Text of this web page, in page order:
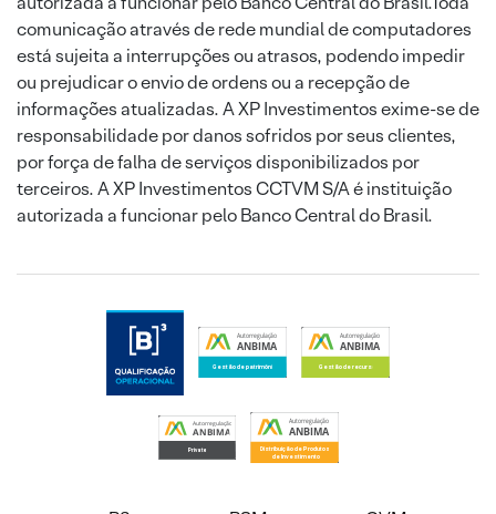
comunicação através de rede mundial de computadores
está sujeita a interrupções ou atrasos, podendo impedir
ou prejudicar o envio de ordens ou a recepção de
informações atualizadas. A XP Investimentos exime-se de
responsabilidade por danos sofridos por seus clientes,
por força de falha de serviços disponibilizados por
terceiros. A XP Investimentos CCTVM S/A é instituição
autorizada a funcionar pelo Banco Central do Brasil.